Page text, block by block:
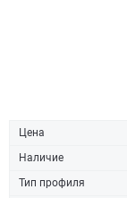
Цена
Наличие
Тип профиля